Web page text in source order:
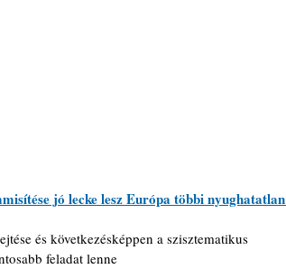
jó lecke lesz Európa többi nyughatatlan
és következésképpen a szisztematikus
feladat lenne